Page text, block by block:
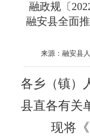
融政规〔
融安县全面
来源：融安县
各乡（镇）
县直各有关
现将